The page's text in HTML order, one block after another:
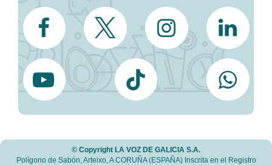
© Copyright LA VOZ DE GALICIA S.A.
Polígono de Sabón, Arteixo, A CORUÑA (ESPAÑA) Inscrita en el Registro